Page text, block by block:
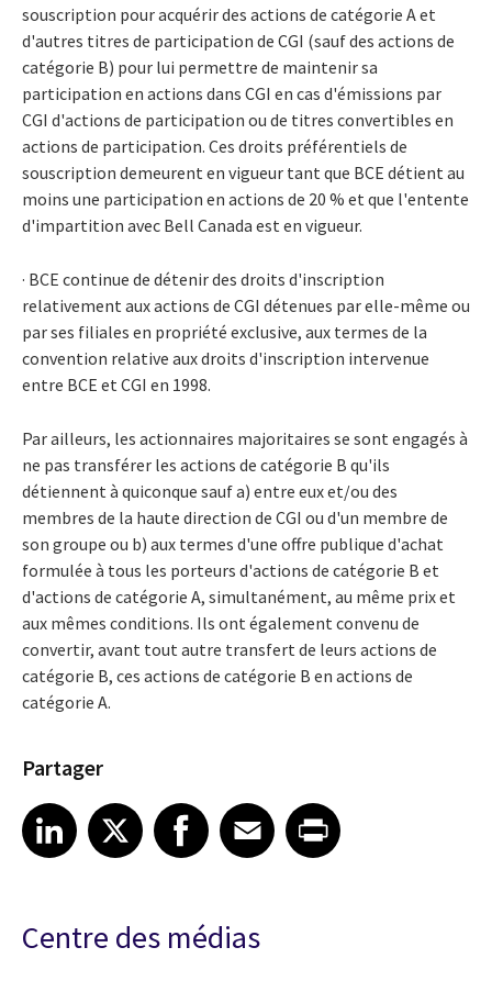
souscription pour acquérir des actions de catégorie A et
d'autres titres de participation de CGI (sauf des actions de
catégorie B) pour lui permettre de maintenir sa
participation en actions dans CGI en cas d'émissions par
CGI d'actions de participation ou de titres convertibles en
actions de participation. Ces droits préférentiels de
souscription demeurent en vigueur tant que BCE détient au
moins une participation en actions de 20 % et que l'entente
d'impartition avec Bell Canada est en vigueur.
· BCE continue de détenir des droits d'inscription
relativement aux actions de CGI détenues par elle-même ou
par ses filiales en propriété exclusive, aux termes de la
convention relative aux droits d'inscription intervenue
entre BCE et CGI en 1998.
Par ailleurs, les actionnaires majoritaires se sont engagés à
ne pas transférer les actions de catégorie B qu'ils
détiennent à quiconque sauf a) entre eux et/ou des
membres de la haute direction de CGI ou d'un membre de
son groupe ou b) aux termes d'une offre publique d'achat
formulée à tous les porteurs d'actions de catégorie B et
d'actions de catégorie A, simultanément, au même prix et
aux mêmes conditions. Ils ont également convenu de
convertir, avant tout autre transfert de leurs actions de
catégorie B, ces actions de catégorie B en actions de
catégorie A.
Partager
Share article on LinkedIn
LinkedIn
Share article on XShare article on Facebook
Facebook
Share article on Email
EmailShare article on Print
Centre des médias